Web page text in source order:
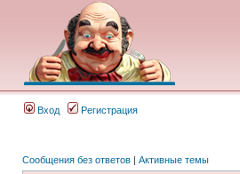
Вход Регистрация
Сообщения без ответов | Активные темы